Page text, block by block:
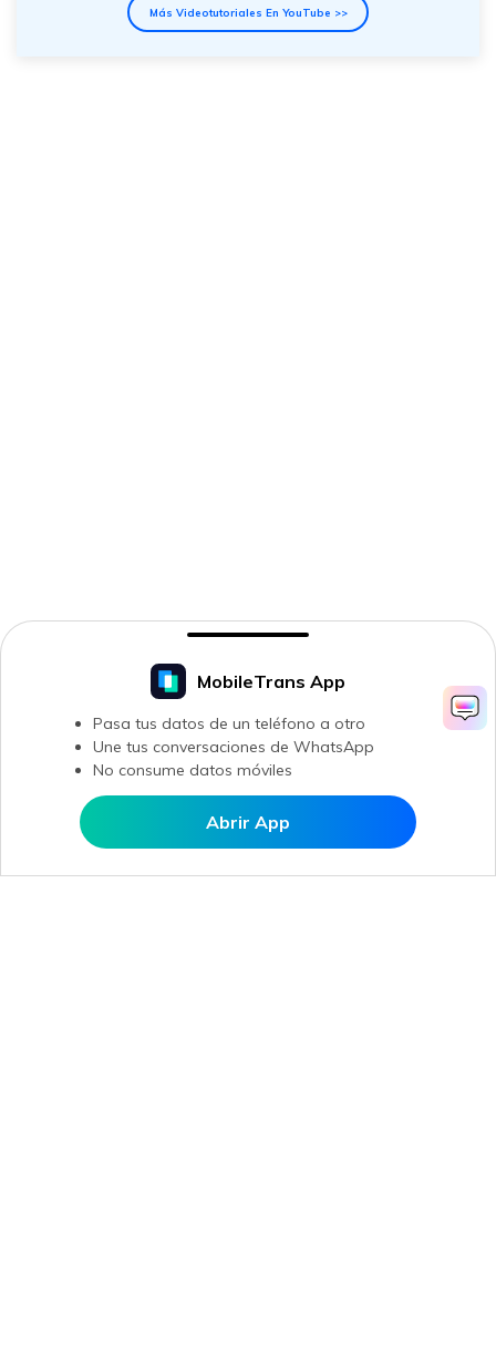
Abrir en MobileTrans
MobileTrans App
Pasa tus datos de un teléfono a otro
Une tus conversaciones de WhatsApp
No consume datos móviles
Abrir App
Más Videotutoriales En YouTube >>